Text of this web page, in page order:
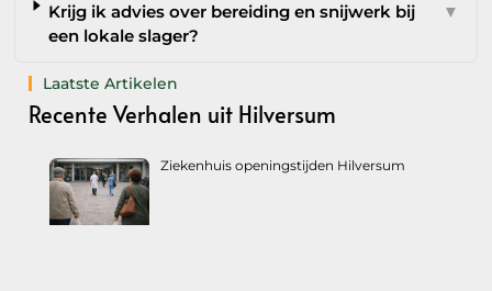
Krijg ik advies over bereiding en snijwerk bij
een lokale slager?
▼
Laatste Artikelen
Recente Verhalen uit Hilversum
Ziekenhuis openingstijden Hilversum